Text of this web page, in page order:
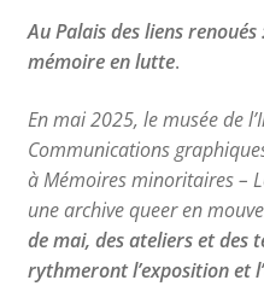
Au Palais des liens
mémoire en lutte.
En mai 2025, le musée de
Communications
à Mémoires minoritaires –
une archive queer en
de mai, des ateliers et des
rythmeront l’exposition et